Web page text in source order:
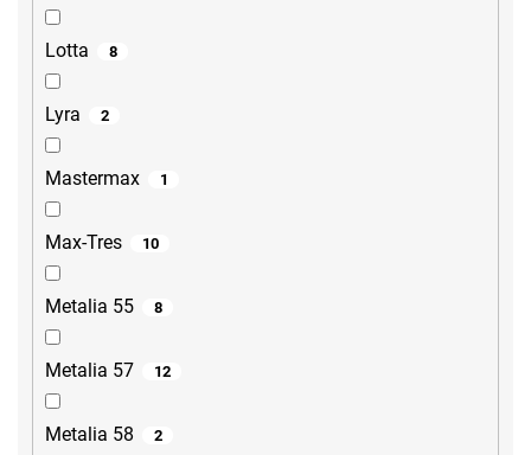
Lotta 8
Lyra 2
Mastermax 1
Max-Tres 10
Metalia 55 8
Metalia 57 12
Metalia 58 2